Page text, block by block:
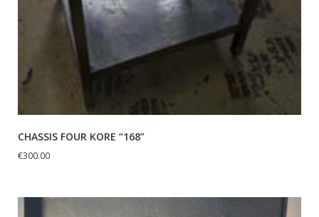
CHASSIS FOUR KORE “168”
€300.00